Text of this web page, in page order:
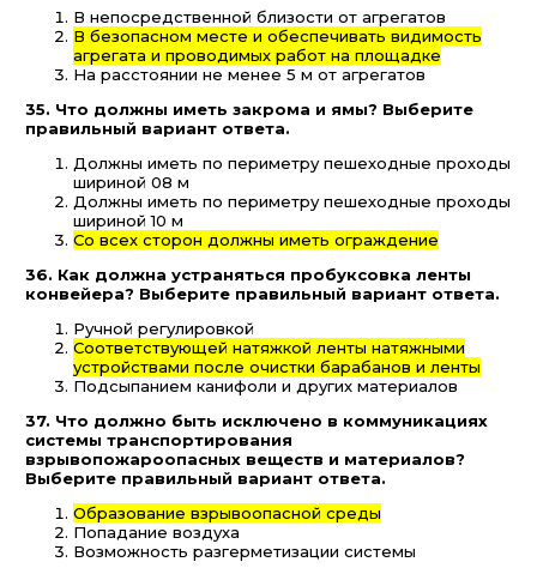
В непосредственной близости от агрегатов
В безопасном месте и обеспечивать видимость
агрегата и проводимых работ на площадке
На расстоянии не менее 5 м от агрегатов
35. Что должны иметь закрома и ямы? Выберите
правильный вариант ответа.
Должны иметь по периметру пешеходные проходы
шириной 08 м
Должны иметь по периметру пешеходные проходы
шириной 10 м
Со всех сторон должны иметь ограждение
36. Как должна устраняться пробуксовка ленты
конвейера? Выберите правильный вариант ответа.
Ручной регулировкой
Соответствующей натяжкой ленты натяжными
устройствами после очистки барабанов и ленты
Подсыпанием канифоли и других материалов
37. Что должно быть исключено в коммуникациях
системы транспортирования
взрывопожароопасных веществ и материалов?
Выберите правильный вариант ответа.
Образование взрывоопасной среды
Попадание воздуха
Возможность разгерметизации системы